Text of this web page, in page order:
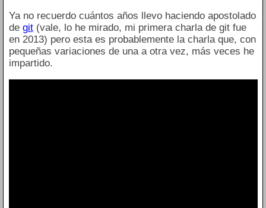
Ya no recuerdo cuántos años llevo haciendo apostolado
de git(vale, lo he mirado, mi primera charla de git fue
en 2013) pero esta es probablemente la charla que, con
pequeñas variaciones de una a otra vez, más veces he
impartido.